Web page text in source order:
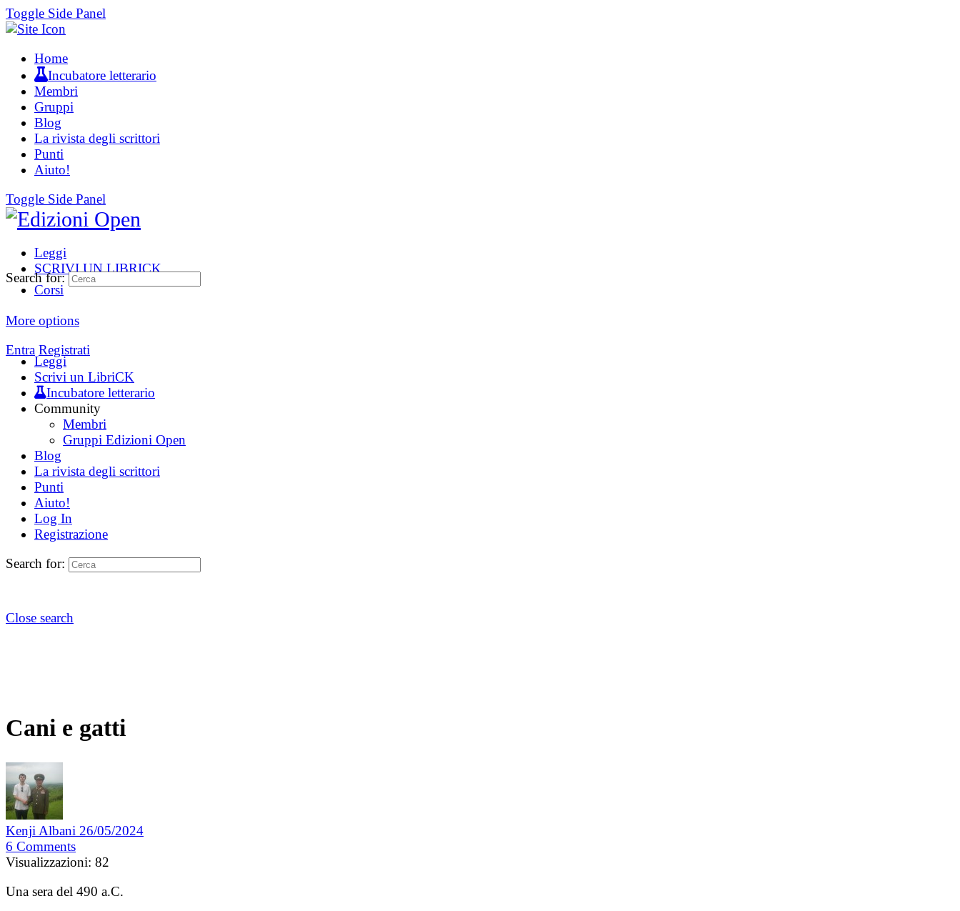
Toggle Side Panel
Home
Incubatore letterario
Membri
Gruppi
Blog
La rivista degli scrittori
Punti
Aiuto!
Toggle Side Panel
Leggi
SCRIVI UN LIBRICK
Corsi
More options
Entra Registrati
Search for:
Leggi
Scrivi un LibriCK
Incubatore letterario
Community
Membri
Gruppi Edizioni Open
Blog
La rivista degli scrittori
Punti
Aiuto!
Log In
Registrazione
Search for:
Close search
Cani e gatti
Kenji Albani 26/05/2024
6 Comments
Visualizzazioni: 82
Una sera del 490 a.C.